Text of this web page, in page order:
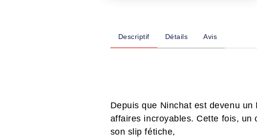
Descriptif Détails Avis
Depuis que Ninchat est devenu
affaires incroyables. Cette fois, un
son slip fétiche,